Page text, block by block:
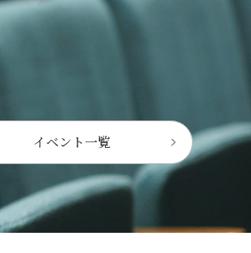
イベント一覧